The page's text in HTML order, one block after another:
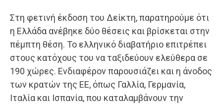
Στη φετινή έκδοση του Δείκτη, παρατηρούμε ότι
η Ελλάδα ανέβηκε δύο θέσεις και βρίσκεται στην
πέμπτη θέση. Το ελληνικό διαβατήριο επιτρέπει
στους κατόχους του να ταξιδεύουν ελεύθερα σε
190 χώρες. Ενδιαφέρον παρουσιάζει και η άνοδος
των κρατών της ΕΕ, όπως Γαλλία, Γερμανία,
Ιταλία και Ισπανία, που καταλαμβάνουν την